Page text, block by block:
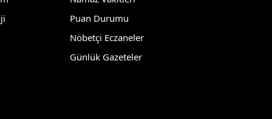
Batman
Şırnak
Puan Durumu
Nöbetçi Eczaneler
Günlük Gazeteler